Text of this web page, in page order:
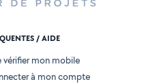
/ AIDE
vérifier mon mobile
à mon compte